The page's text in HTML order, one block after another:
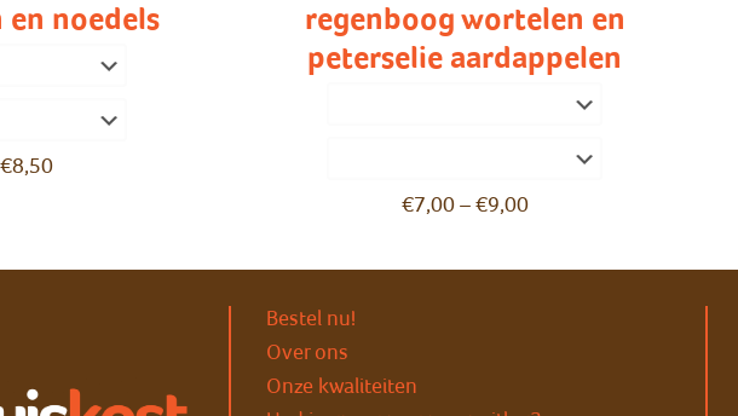
noedels
€8,50
regenboog wortelen en
peterselie aardappelen
€7,00– €9,00
Bestel nu!
Over ons
Onze kwaliteiten